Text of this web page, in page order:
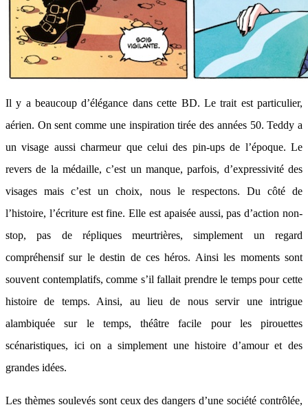
Il y a beaucoup d’élégance dans cette BD. Le trait est particulier,
aérien. On sent comme une inspiration tirée des années 50. Teddy a
un visage aussi charmeur que celui des pin-ups de l’époque. Le
revers de la médaille, c’est un manque, parfois, d’expressivité des
visages mais c’est un choix, nous le respectons. Du côté de
l’histoire, l’écriture est fine. Elle est apaisée aussi, pas d’action non-
stop, pas de répliques meurtrières, simplement un regard
compréhensif sur le destin de ces héros. Ainsi les moments sont
souvent contemplatifs, comme s’il fallait prendre le temps pour cette
histoire de temps. Ainsi, au lieu de nous servir une intrigue
alambiquée sur le temps, théâtre facile pour les pirouettes
scénaristiques, ici on a simplement une histoire d’amour et des
grandes idées.
Les thèmes soulevés sont ceux des dangers d’une société contrôlée,